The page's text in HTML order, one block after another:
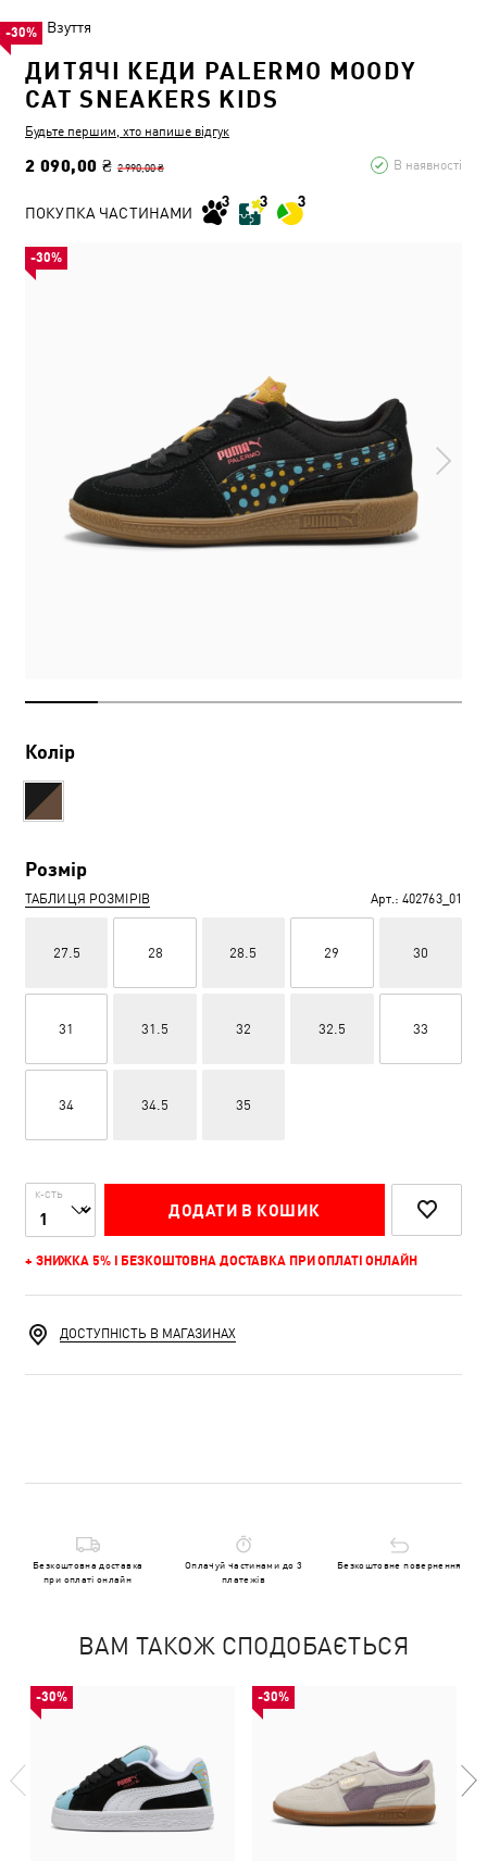
Взуття
ДИТЯЧІ КЕДИ PALERMO MOODY
CAT SNEAKERS KIDS
Будьте першим, хто напише відгук
2 090,00 ₴ 2 990,00 ₴ В наявності
-30%
ПОКУПКА ЧАСТИНАМИ
Колір
Розмір
ТАБЛИЦЯ РОЗМІРІВ Арт.: 402763_01
27.5 28 28.5 29 30
31 31.5 32 32.5 33
34 34.5 35
К-СТЬ
ДОДАТИ В КОШИК
+ ЗНИЖКА 5% І БЕЗКОШТОВНА ДОСТАВКА ПРИ ОПЛАТІ ОНЛАЙН
-30%
ДОСТУПНІСТЬ В МАГАЗИНАХ
Безкоштовна доставка
при оплаті онлайн
Оплачуй частинами до 3
платежів
Безкоштовне повернення
ВАМ ТАКОЖ СПОДОБАЄТЬСЯ
-30% -30%